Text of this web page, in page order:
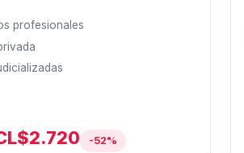
profesionales
-52%